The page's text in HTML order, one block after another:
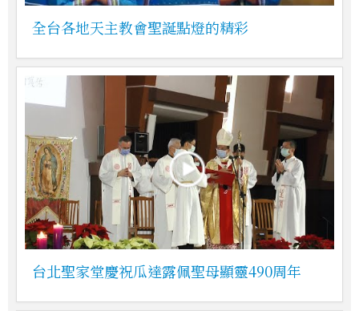
全台各地天主教會聖誕點燈的精彩
台北聖家堂慶祝瓜達露佩聖母顯靈490周年